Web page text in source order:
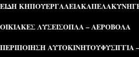
ΕΊΔΗ ΚΉΠΟΥΕΡΓΑΛΕΊΑΚΑΠΕΛΑ
ΟΙΚΙΑΚΈΣ ΛΎΣΕΙΣΌΠΛΑ – ΑΕΡΟΒΌΛΑ
ΠΕΡΙΠΟΊΗΣΗ ΑΥΤΟΚΙΝΉΤΟΥ